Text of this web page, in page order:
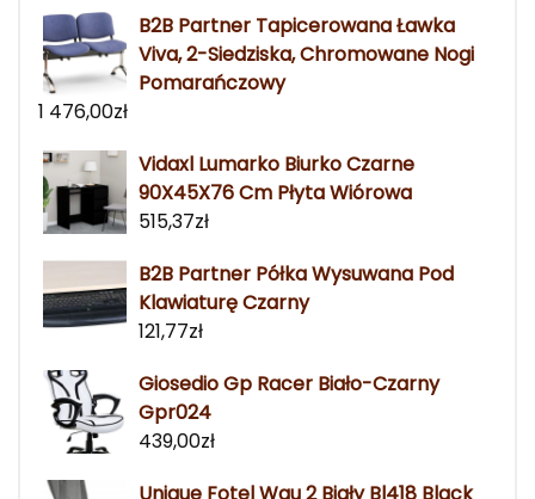
B2B Partner Tapicerowana Ławka
Viva, 2-Siedziska, Chromowane Nogi
Pomarańczowy
1 476,00zł
Vidaxl Lumarko Biurko Czarne
90X45X76 Cm Płyta Wiórowa
515,37zł
B2B Partner Półka Wysuwana Pod
Klawiaturę Czarny
121,77zł
Giosedio Gp Racer Biało-Czarny
Gpr024
439,00zł
Unique Fotel Wau 2 Biały Bl418 Black